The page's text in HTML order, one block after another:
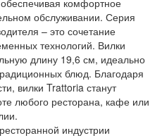
комфортное
обслуживании. Серия
– это сочетание
технологий. Вилки
длину 19,6 см, идеально
блюд. Благодаря
вилки Trattoria станут
любого ресторана, кафе или
индустрии